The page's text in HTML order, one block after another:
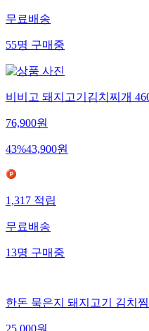
무료배송
55명구매중
비비고 돼지고기김치찌개
76,900원
43%43,900원
1,317적립
무료배송
13명구매중
한돈 묵은지 돼지고기 김치